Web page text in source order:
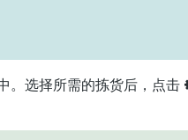
。选择所需的拣货后，点击